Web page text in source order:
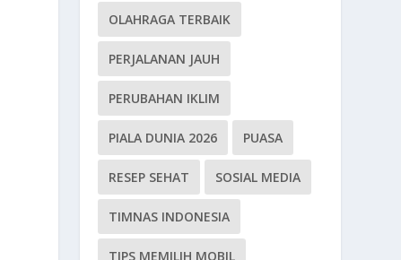
OLAHRAGA TERBAIK
PERJALANAN JAUH
PERUBAHAN IKLIM
PIALA DUNIA 2026 PUASA
RESEP SEHAT SOSIAL MEDIA
TIMNAS INDONESIA
TIPS MEMILIH MOBIL